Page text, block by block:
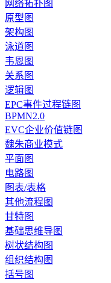
网络拓扑图
原型图
架构图
泳道图
韦恩图
关系图
逻辑图
EPC事件过程链图
BPMN2.0
EVC企业价值链图
魏朱商业模式
平面图
电路图
图表/表格
其他流程图
甘特图
基础思维导图
树状结构图
组织结构图
括号图